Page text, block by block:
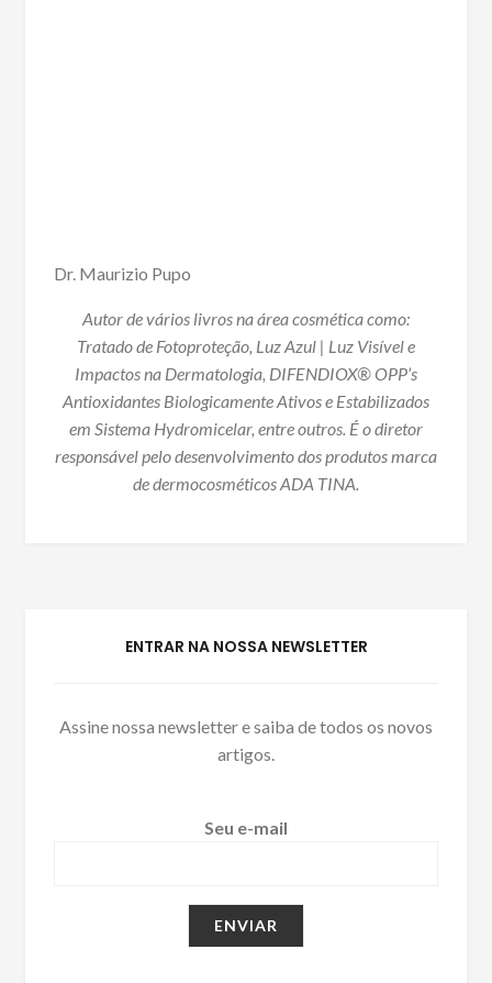
Dr. Maurizio Pupo
Autor de vários livros na área cosmética como:
Tratado de Fotoproteção, Luz Azul | Luz Visível e
Impactos na Dermatologia, DIFENDIOX® OPP’s
Antioxidantes Biologicamente Ativos e Estabilizados
em Sistema Hydromicelar, entre outros. É o diretor
responsável pelo desenvolvimento dos produtos marca
de dermocosméticos ADA TINA.
ENTRAR NA NOSSA NEWSLETTER
Assine nossa newsletter e saiba de todos os novos
artigos.
Seu e-mail